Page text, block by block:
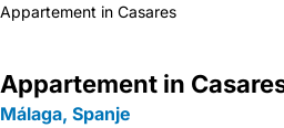
Appartement in Casares
Appartement in
Málaga, Spanje